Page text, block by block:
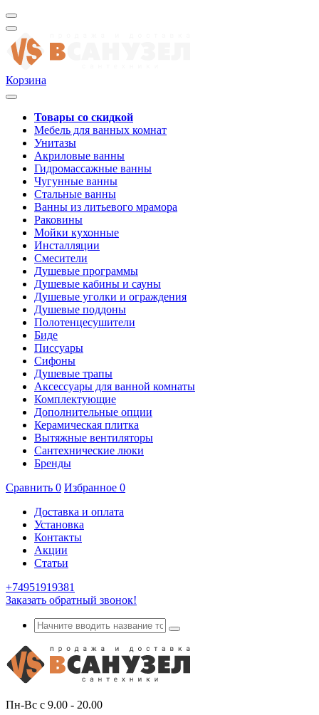
Корзина
Товары со скидкой
Мебель для ванных комнат
Унитазы
Акриловые ванны
Гидромассажные ванны
Чугунные ванны
Стальные ванны
Ванны из литьевого мрамора
Раковины
Мойки кухонные
Инсталляции
Смесители
Душевые программы
Душевые кабины и сауны
Душевые уголки и ограждения
Душевые поддоны
Полотенцесушители
Биде
Писсуары
Сифоны
Душевые трапы
Аксессуары для ванной комнаты
Комплектующие
Дополнительные опции
Керамическая плитка
Вытяжные вентиляторы
Сантехнические люки
Бренды
Сравнить 0 Избранное 0
Доставка и оплата
Установка
Контакты
Акции
Статьи
+74951919381
Заказать обратный звонок!
Пн-Вс с 9.00 - 20.00